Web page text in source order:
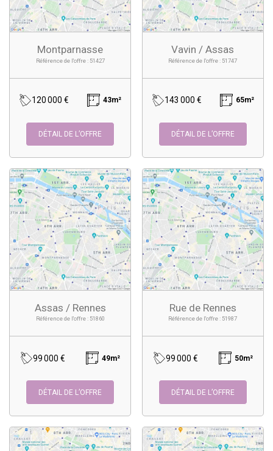
Montparnasse
Référence de l'offre : 51427
120 000 € 43m²
DÉTAIL DE L’OFFRE
Vavin / Assas
Référence de l'offre : 51747
143 000 € 65m²
DÉTAIL DE L’OFFRE
Assas / Rennes
Référence de l'offre : 51860
99 000 € 49m²
DÉTAIL DE L’OFFRE
Rue de Rennes
Référence de l'offre : 51987
99 000 € 50m²
DÉTAIL DE L’OFFRE